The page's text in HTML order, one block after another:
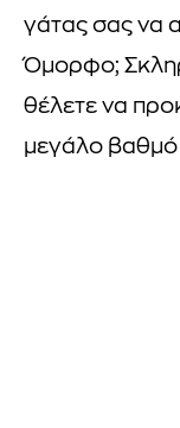
γάτας σας να
Όμορφο;
θέλετε να
μεγάλο